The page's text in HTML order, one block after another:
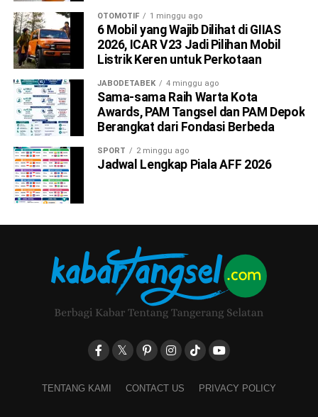
OTOMOTIF 1 minggu ago
6 Mobil yang Wajib Dilihat di GIIAS
2026, ICAR V23 Jadi Pilihan Mobil
Listrik Keren untuk Perkotaan
JABODETABEK 4 minggu ago
Sama-sama Raih Warta Kota
Awards, PAM Tangsel dan PAM Depok
Berangkat dari Fondasi Berbeda
SPORT 2 minggu ago
Jadwal Lengkap Piala AFF 2026
TENTANG KAMI CONTACT US PRIVACY POLICY